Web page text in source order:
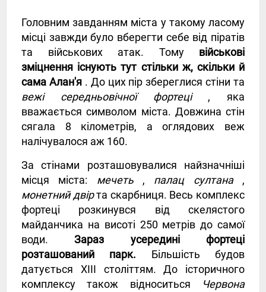
Головним завданням міста у такому ласому
місці завжди було вберегти себе від піратів
та військових атак. Тому військові
зміцнення існують тут стільки ж, скільки й
сама Алан'я. До цих пір збереглися стіни та
вежі середньовічної фортеці, яка
вважається символом міста. Довжина стін
сягала 8 кілометрів, а оглядових веж
налічувалося аж 160.
За стінами розташовувалися найзначніші
місця міста: мечеть, палац султана,
монетний двірта скарбниця. Весь комплекс
фортеці розкинувся від скелястого
майданчика на висоті 250 метрів до самої
води.Зараз усередині фортеці
розташований парк. Більшість будов
датується XIII століттям. До історичного
комплексу також відноситься
Червона